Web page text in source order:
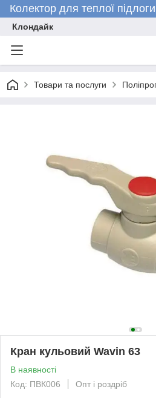
Колектор для теплої
Клондайк
Товари та послуги
Кран кульовий Wavin 63
В наявності
Код: ПВК006
Опт і роздріб